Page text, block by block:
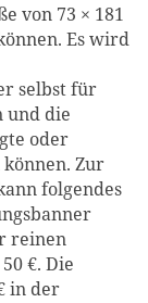
von 73 × 181
Es wird
selbst für
und die
oder
Zur
folgendes
reinen
€. Die
in der